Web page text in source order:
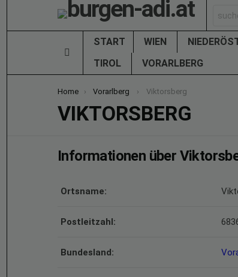
for:
START WIEN
TIROL
VORARLBERG
You are here:
Home Vorarlberg Viktorsberg
VIKTORSBERG
Informationen über
Ortsname:
Postleitzahl:
Bundesland: